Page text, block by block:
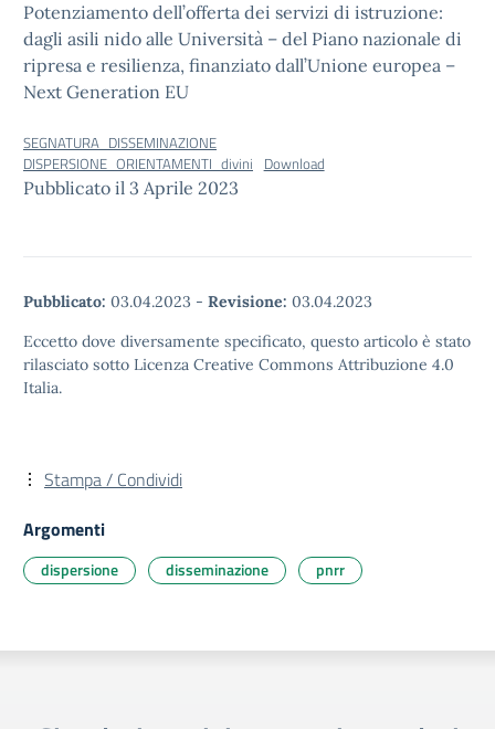
Potenziamento dell’offerta dei servizi di istruzione:
dagli asili nido alle Università – del Piano nazionale di
ripresa e resilienza, finanziato dall’Unione europea –
Next Generation EU
SEGNATURA_DISSEMINAZIONE
DISPERSIONE_ORIENTAMENTI_divini Download
Pubblicato il 3 Aprile 2023
Pubblicato: 03.04.2023 - Revisione: 03.04.2023
Eccetto dove diversamente specificato, questo articolo è stato
rilasciato sotto Licenza Creative Commons Attribuzione 4.0
Italia.
Stampa / Condividi
Argomenti
dispersione disseminazione pnrr